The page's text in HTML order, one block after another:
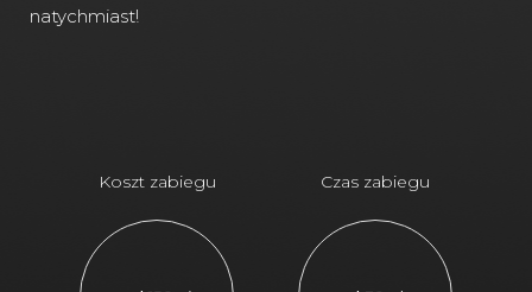
natychmiast!
Koszt zabiegu Czas zabiegu